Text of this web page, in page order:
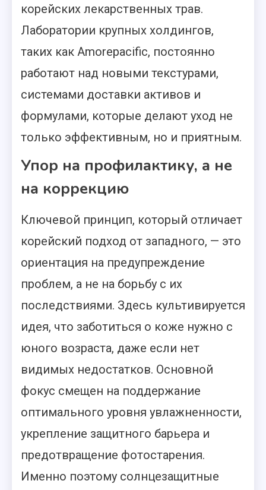
корейских лекарственных трав.
Лаборатории крупных холдингов,
таких как Amorepacific, постоянно
работают над новыми текстурами,
системами доставки активов и
формулами, которые делают уход не
только эффективным, но и приятным.
Упор на профилактику, а не
на коррекцию
Ключевой принцип, который отличает
корейский подход от западного, — это
ориентация на предупреждение
проблем, а не на борьбу с их
последствиями. Здесь культивируется
идея, что заботиться о коже нужно с
юного возраста, даже если нет
видимых недостатков. Основной
фокус смещен на поддержание
оптимального уровня увлажненности,
укрепление защитного барьера и
предотвращение фотостарения.
Именно поэтому солнцезащитные